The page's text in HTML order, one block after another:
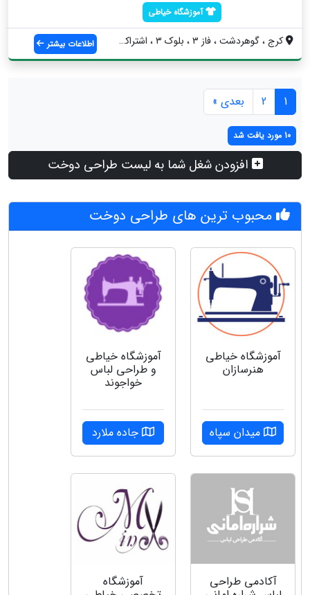
آموزشگاه خیاطی
کرج ، گوهردشت ، فاز ۳ ، بلوک ۳ ، اشتراکی... اطلاعات بیشتر
1
2 بعدی »
10 مورد یافت شد
افزودن شغل شما به لیست طراحی دوخت
محبوب ترین های طراحی دوخت
آموزشگاه خیاطی
هنرسازان
میدان سپاه
آموزشگاه خیاطی
و طراحی لباس
خواجوند
جاده ملارد
آکادمی طراحی آموزشگاه